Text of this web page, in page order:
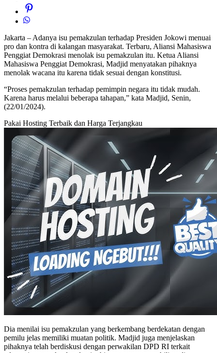
Jakarta – Adanya isu pemakzulan terhadap Presiden Jokowi menuai
pro dan kontra di kalangan masyarakat. Terbaru, Aliansi Mahasiswa
Penggiat Demokrasi menolak isu pemakzulan itu. Ketua Aliansi
Mahasiswa Penggiat Demokrasi, Madjid menyatakan pihaknya
menolak wacana itu karena tidak sesuai dengan konstitusi.
“Proses pemakzulan terhadap pemimpin negara itu tidak mudah.
Karena harus melalui beberapa tahapan,” kata Madjid, Senin,
(22/01/2024).
Pakai Hosting Terbaik dan Harga Terjangkau
Dia menilai isu pemakzulan yang berkembang berdekatan dengan
pemilu jelas memiliki muatan politik. Madjid juga menjelaskan
pihaknya telah berdiskusi dengan perwakilan DPD RI terkait